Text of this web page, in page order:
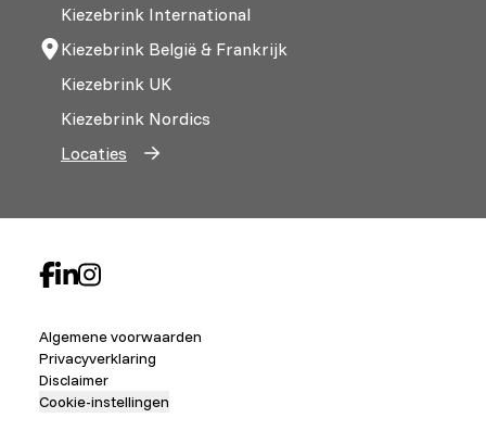
Kiezebrink International
Kiezebrink België & Frankrijk
Kiezebrink UK
Kiezebrink Nordics
Locaties
Algemene voorwaarden
Privacyverklaring
Disclaimer
Cookie-instellingen